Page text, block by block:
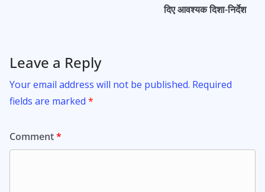
दिए आवश्यक दिशा-निर्देश
Leave a Reply
Your email address will not be published. Required
fields are marked *
Comment*